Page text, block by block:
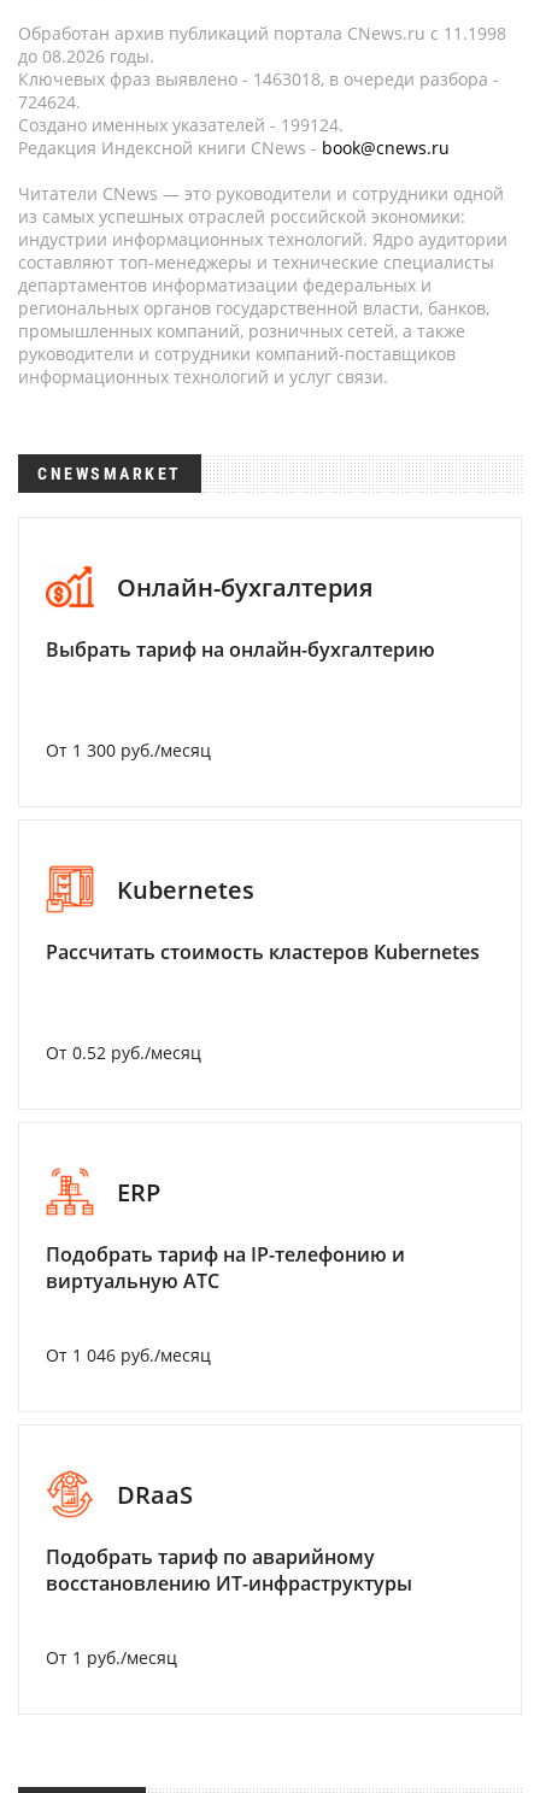
Обработан архив публикаций портала CNews.ru c 11.1998
до 08.2026 годы.
Ключевых фраз выявлено - 1463018, в очереди разбора -
724624.
Создано именных указателей - 199124.
Редакция Индексной книги CNews - book@cnews.ru
Читатели CNews — это руководители и сотрудники одной
из самых успешных отраслей российской экономики:
индустрии информационных технологий. Ядро аудитории
составляют топ-менеджеры и технические специалисты
департаментов информатизации федеральных и
региональных органов государственной власти, банков,
промышленных компаний, розничных сетей, а также
руководители и сотрудники компаний-поставщиков
информационных технологий и услуг связи.
CNEWSMARKET
Онлайн-бухгалтерия
Выбрать тариф на онлайн-бухгалтерию
От 1 300 руб./месяц
Kubernetes
Рассчитать стоимость кластеров Kubernetes
От 0.52 руб./месяц
ERP
Подобрать тариф на IP-телефонию и
виртуальную АТС
От 1 046 руб./месяц
DRaaS
Подобрать тариф по аварийному
восстановлению ИТ-инфраструктуры
От 1 руб./месяц